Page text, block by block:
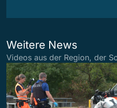
Weitere News
Videos aus der Region, der